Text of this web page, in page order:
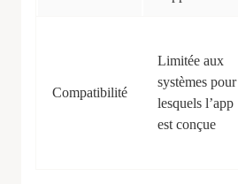
Compatibilité
Limitée aux
systèmes pour
lesquels l’app
est conçue